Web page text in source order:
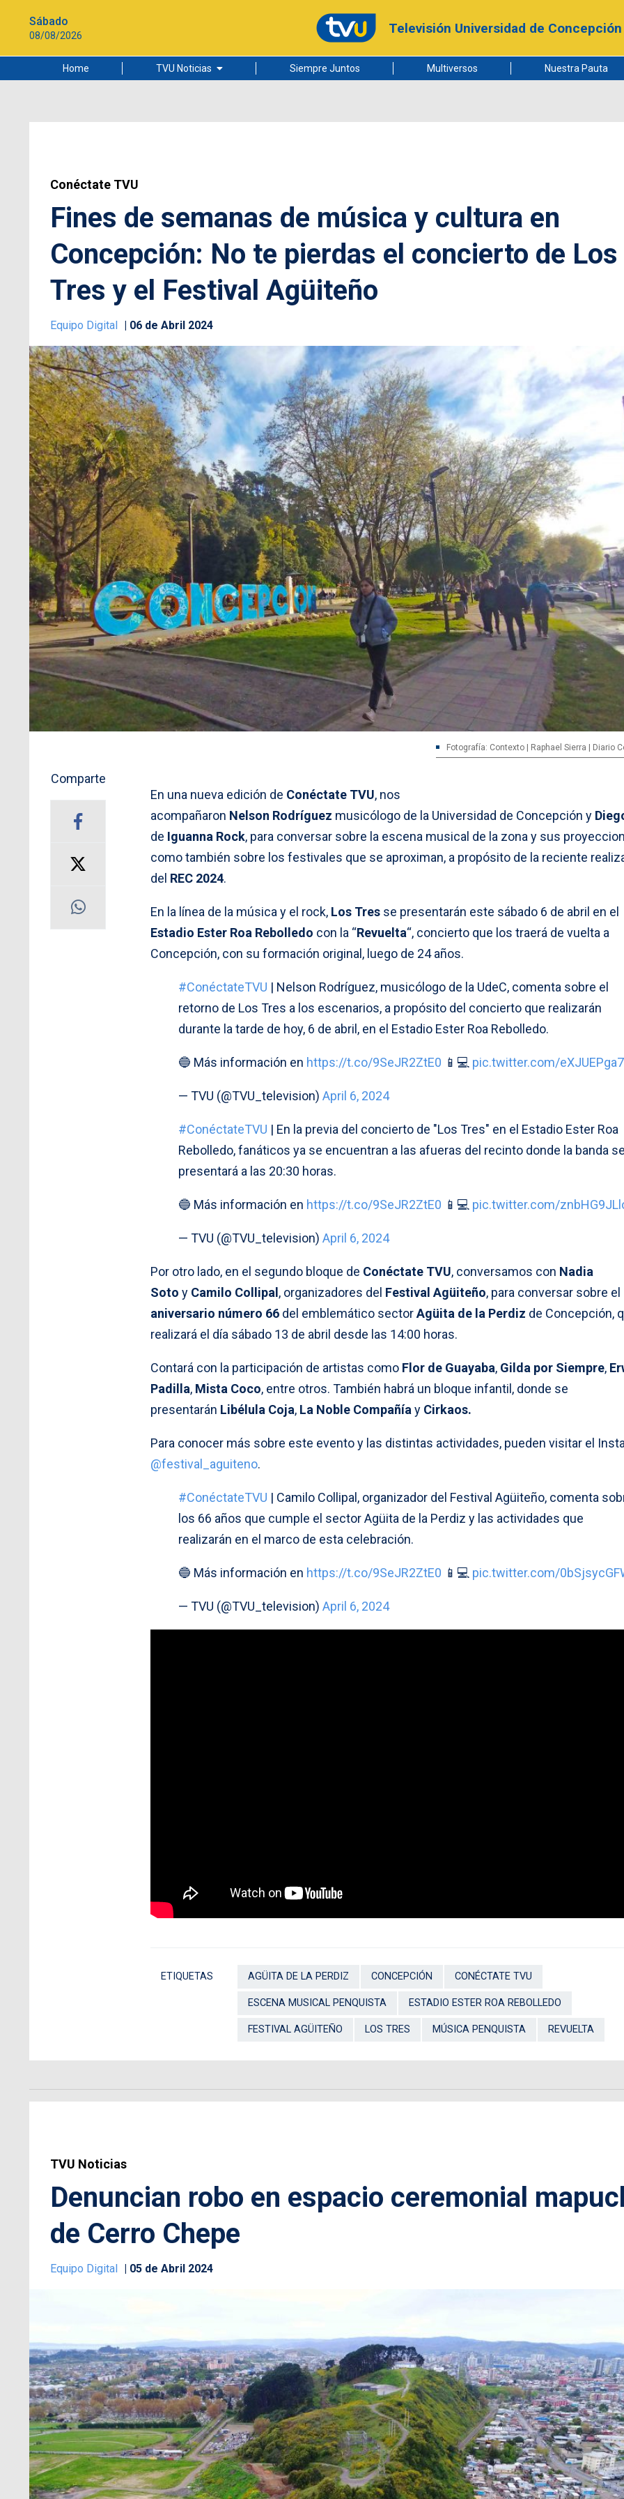
Sábado
08/08/2026 Televisión Universidad de Concepción
Home TVU Noticias
Ciudad
Siempre Juntos Multiversos Nuestra Pauta
Conéctate TVU
Fines de semanas de música y cultura en
Concepción: No te pierdas el concierto de Los
Tres y el Festival Agüiteño
Equipo Digital 06 de Abril 2024
Fotografía: Contexto | Raphael Sierra | Diario
Comparte
En una nueva edición de Conéctate TVU, nos
acompañaron Nelson Rodríguez musicólogo de la Universidad de Concepción y
de Iguanna Rock, para conversar sobre la escena musical de la zona y sus
como también sobre los festivales que se aproximan, a propósito de la reciente
del REC 2024.
En la línea de la música y el rock, Los Tres se presentarán este sábado 6 de abril en el
Estadio Ester Roa Rebolledo con la “Revuelta“, concierto que los traerá de vuelta a
Concepción, con su formación original, luego de 24 años.
#ConéctateTVU | Nelson Rodríguez, musicólogo de la UdeC, comenta sobre el
retorno de Los Tres a los escenarios, a propósito del concierto que realizarán
durante la tarde de hoy, 6 de abril, en el Estadio Ester Roa Rebolledo.
🔵 Más información en https://t.co/9SeJR2ZtE0 📱💻 pic.twitter.com/
— TVU (@TVU_television) April 6, 2024
#ConéctateTVU | En la previa del concierto de "Los Tres" en el Estadio Ester Roa
Rebolledo, fanáticos ya se encuentran a las afueras del recinto donde la banda
presentará a las 20:30 horas.
🔵 Más información en https://t.co/9SeJR2ZtE0 📱💻 pic.twitter.com/
— TVU (@TVU_television) April 6, 2024
Por otro lado, en el segundo bloque de Conéctate TVU, conversamos con Nadia
Soto y Camilo Collipal , organizadores del Festival Agüiteño, para conversar sobre el
aniversario número 66 del emblemático sectorAgüita de la Perdiz de Concepción,
realizará el día sábado 13 de abril desde las 14:00 horas.
Contará con la participación de artistas como Flor de Guayaba, Gilda por Siempre,
Padilla, Mista Coco, entre otros. También habrá un bloque infantil, donde se
presentarán Libélula Coja, La Noble Compañía y Cirkaos.
Para conocer más sobre este evento y las distintas actividades, pueden visitar el
@festival_aguiteno.
#ConéctateTVU | Camilo Collipal, organizador del Festival Agüiteño, comenta
los 66 años que cumple el sector Agüita de la Perdiz y las actividades que
realizarán en el marco de esta celebración.
🔵 Más información en https://t.co/9SeJR2ZtE0 📱💻 pic.twitter.com/
— TVU (@TVU_television) April 6, 2024
ETIQUETAS AGÜITA DE LA PERDIZ CONCEPCIÓN CONÉCTATE TVU
ESCENA MUSICAL PENQUISTA ESTADIO ESTER ROA REBOLLEDO
FESTIVAL AGÜITEÑO LOS TRES MÚSICA PENQUISTA REVUELTA
TVU Noticias
Denuncian robo en espacio ceremonial
de Cerro Chepe
Equipo Digital 05 de Abril 2024